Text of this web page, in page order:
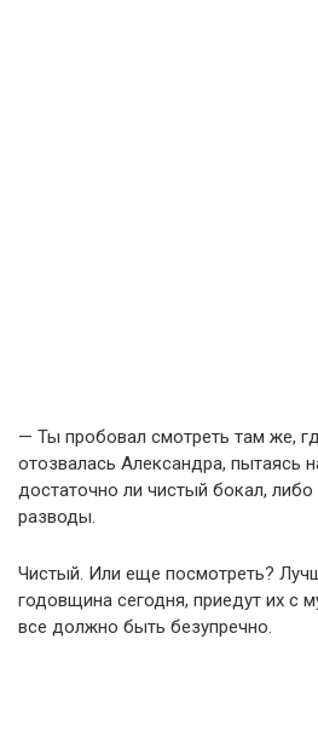
— Ты пробовал смотреть там же,
отозвалась Александра, пытаясь
достаточно ли чистый бокал,
разводы.
Чистый. Или еще посмотреть?
годовщина сегодня, приедут их с
все должно быть безупречно.